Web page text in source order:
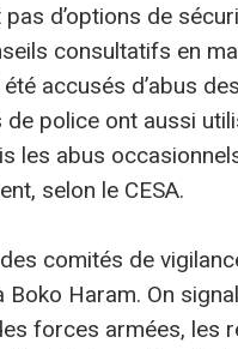
d’options de
consultatifs en
accusés d’abus
de police ont aussi
les abus
selon le CESA.
comités de
Haram. On
forces armées, les